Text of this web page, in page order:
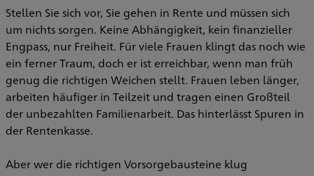
Stellen Sie sich vor, Sie gehen in Rente und müssen sich
um nichts sorgen. Keine Abhängigkeit, kein finanzieller
Engpass, nur Freiheit. Für viele Frauen klingt das noch wie
ein ferner Traum, doch er ist erreichbar, wenn man früh
genug die richtigen Weichen stellt. Frauen leben länger,
arbeiten häufiger in Teilzeit und tragen einen Großteil
der unbezahlten Familienarbeit. Das hinterlässt Spuren in
der Rentenkasse.
Aber wer die richtigen Vorsorgebausteine klug